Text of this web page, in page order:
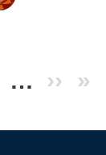
… ›› »